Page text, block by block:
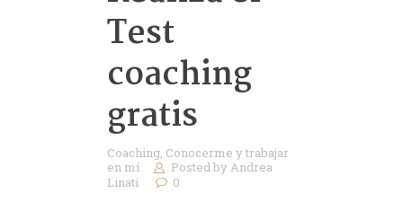
Test
coaching
gratis
Coaching, Conocerme y trabajar
en mí
Posted byAndrea
Linati
0